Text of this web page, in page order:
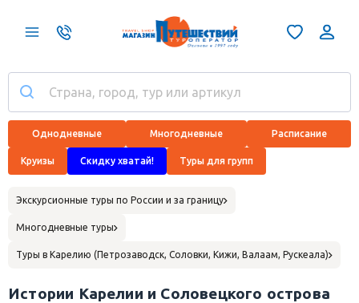
Однодневные Многодневные Расписание
Круизы Скидку хватай! Туры для групп
Экскурсионные туры по России и за границу
Многодневные туры
Туры в Карелию (Петрозаводск, Соловки, Кижи, Валаам, Рускеала)
Истории Карелии и Соловецкого острова